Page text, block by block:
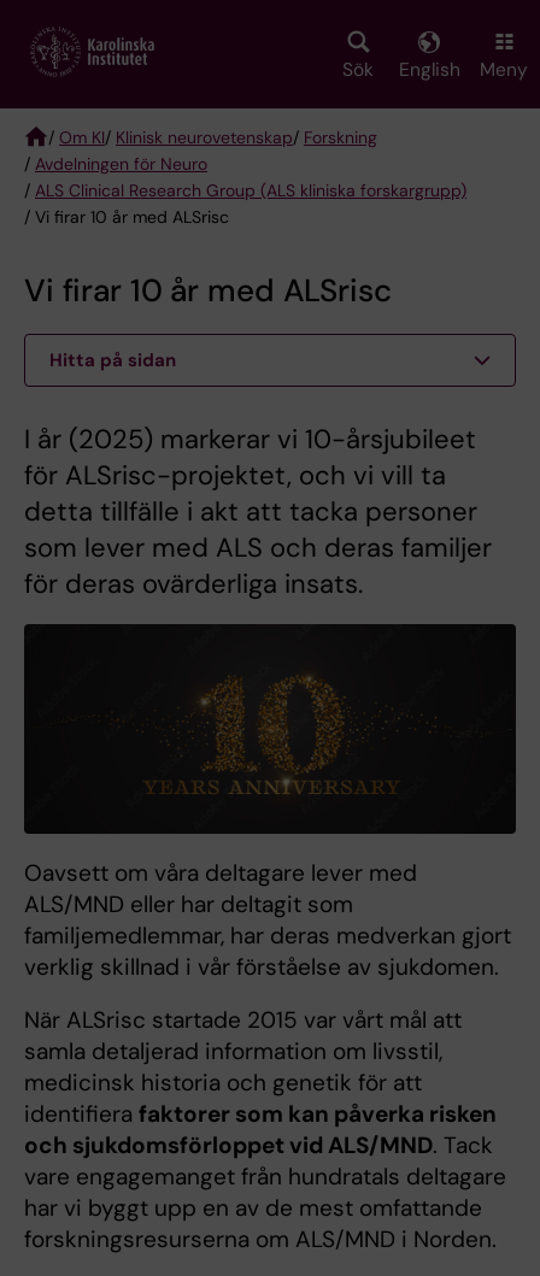
main
Sök English Meny
Breadcrumb
/ Om KI/ Klinisk neurovetenskap/ Forskning
/ Avdelningen för Neuro
/ ALS Clinical Research Group (ALS kliniska forskargrupp)
/ Vi firar 10 år med ALSrisc
Vi firar 10 år med ALSrisc
Hitta på sidan
I år (2025) markerar vi 10-årsjubileet
för ALSrisc-projektet, och vi vill ta
detta tillfälle i akt att tacka personer
som lever med ALS och deras familjer
för deras ovärderliga insats.
Oavsett om våra deltagare lever med
ALS/MND eller har deltagit som
familjemedlemmar, har deras medverkan gjort
verklig skillnad i vår förståelse av sjukdomen.
När ALSrisc startade 2015 var vårt mål att
samla detaljerad information om livsstil,
medicinsk historia och genetik för att
identifiera faktorer som kan påverka risken
och sjukdomsförloppet vid ALS/MND. Tack
vare engagemanget från hundratals deltagare
har vi byggt upp en av de mest omfattande
forskningsresurserna om ALS/MND i Norden.